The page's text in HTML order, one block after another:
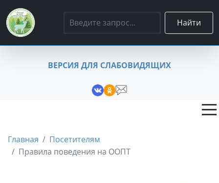
Найти
ВЕРСИЯ ДЛЯ СЛАБОВИДЯЩИХ
Главная
Посетителям
Правила поведения на ООПТ